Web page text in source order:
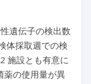
遺伝子の検出数
体採取週での検
施設とも有意に
薬の使用量が異